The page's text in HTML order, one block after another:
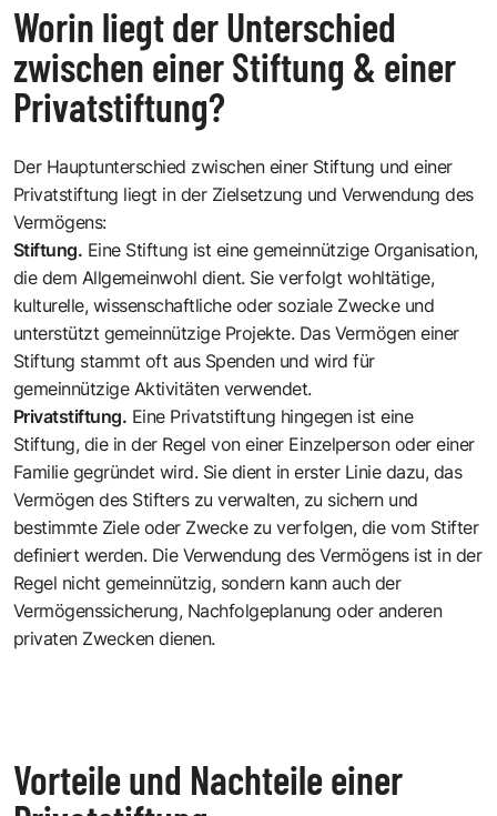
Worin liegt der Unterschied
zwischen einer Stiftung & einer
Privatstiftung?
Der Hauptunterschied zwischen einer Stiftung und einer
Privatstiftung liegt in der Zielsetzung und Verwendung des
Vermögens:
Stiftung. Eine Stiftung ist eine gemeinnützige Organisation,
die dem Allgemeinwohl dient. Sie verfolgt wohltätige,
kulturelle, wissenschaftliche oder soziale Zwecke und
unterstützt gemeinnützige Projekte. Das Vermögen einer
Stiftung stammt oft aus Spenden und wird für
gemeinnützige Aktivitäten verwendet.
Privatstiftung. Eine Privatstiftung hingegen ist eine
Stiftung, die in der Regel von einer Einzelperson oder einer
Familie gegründet wird. Sie dient in erster Linie dazu, das
Vermögen des Stifters zu verwalten, zu sichern und
bestimmte Ziele oder Zwecke zu verfolgen, die vom Stifter
definiert werden. Die Verwendung des Vermögens ist in der
Regel nicht gemeinnützig, sondern kann auch der
Vermögenssicherung, Nachfolgeplanung oder anderen
privaten Zwecken dienen.
Vorteile und Nachteile einer